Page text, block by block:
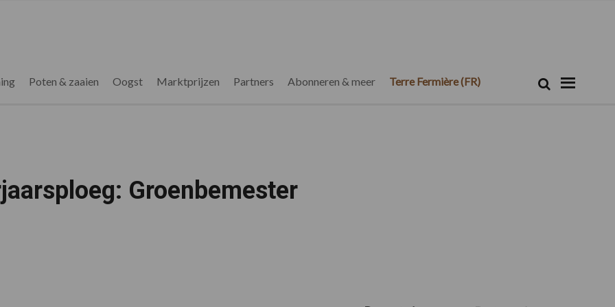
Poten & zaaien Oogst Marktprijzen Partners Abonneren & meer Terre Fermière (FR) Zoek
Groenbemester